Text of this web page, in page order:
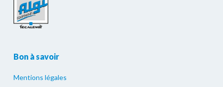
Bon à savoir
Mentions légales